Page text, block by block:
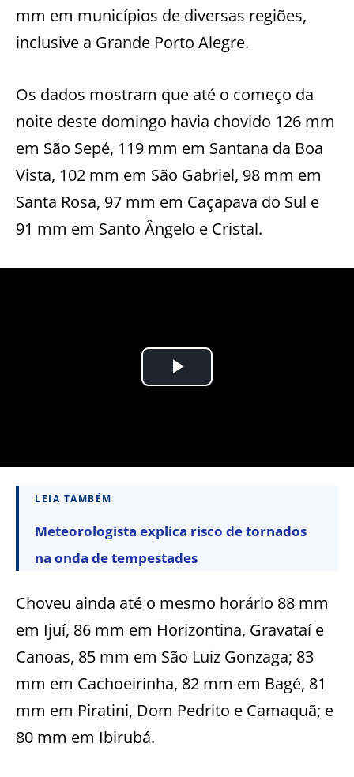
mm em municípios de diversas regiões,
inclusive a Grande Porto Alegre.
Os dados mostram que até o começo da
noite deste domingo havia chovido 126 mm
em São Sepé, 119 mm em Santana da Boa
Vista, 102 mm em São Gabriel, 98 mm em
Santa Rosa, 97 mm em Caçapava do Sul e
91 mm em Santo Ângelo e Cristal.
LEIA TAMBÉM
Meteorologista explica risco de tornados
na onda de tempestades
Choveu ainda até o mesmo horário 88 mm
em Ijuí, 86 mm em Horizontina, Gravataí e
Canoas, 85 mm em São Luiz Gonzaga; 83
mm em Cachoeirinha, 82 mm em Bagé, 81
mm em Piratini, Dom Pedrito e Camaquã; e
80 mm em Ibirubá.